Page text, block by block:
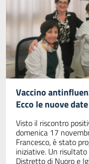
Vaccino
Ecco le nuove date
Visto il riscontro
domenica 17
Francesco, è stato
iniziative. Un
Distretto di Nuoro e